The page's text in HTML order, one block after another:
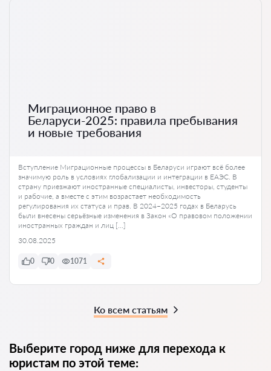
Миграционное право в
Беларуси-2025: правила пребывания
и новые требования
Вступление Миграционные процессы в Беларуси играют всё более
значимую роль в условиях глобализации и интеграции в ЕАЭС. В
страну приезжают иностранные специалисты, инвесторы, студенты
и рабочие, а вместе с этим возрастает необходимость
регулирования их статуса и прав. В 2024–2025 годах в Беларусь
были внесены серьёзные изменения в Закон «О правовом положении
иностранных граждан и лиц […]
30.08.2025
0 0 1071
Ко всем статьям
Выберите город ниже для перехода к
юристам по этой теме: